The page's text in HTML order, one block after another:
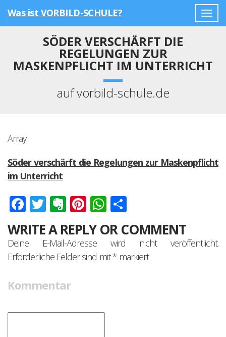
Was ist VORBILD-SCHULE?
SÖDER VERSCHÄRFT DIE
REGELUNGEN ZUR
MASKENPFLICHT IM UNTERRICHT
auf vorbild-schule.de
Array
Söder verschärft die Regelungen zur Maskenpflicht
im Unterricht
Facebook
Twitter
Evernote
Pinterest
WhatsApp
WRITE A REPLY OR COMMENT
Deine E-Mail-Adresse wird nicht veröffentlicht.
Erforderliche Felder sind mit*markiert
Kommentar